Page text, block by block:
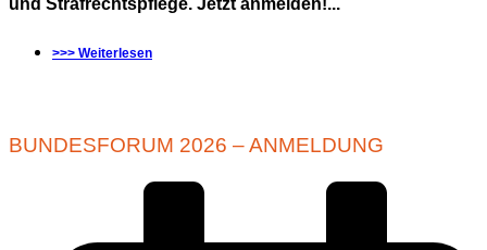
und Strafrechtspflege. Jetzt anmelden!...
>>> Weiterlesen
BUNDESFORUM 2026 – ANMELDUNG